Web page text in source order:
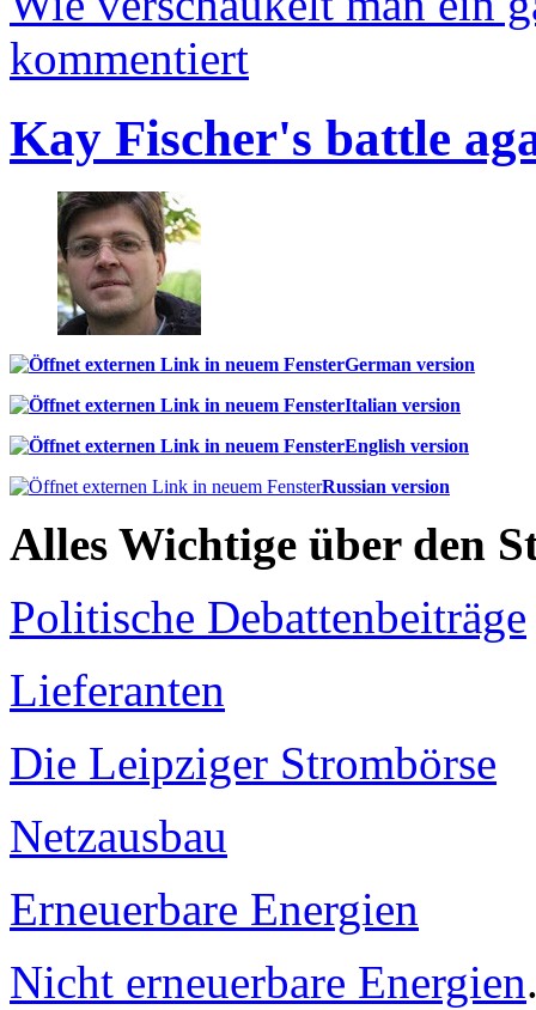
kommentiert
Kay Fischer's battle
German version
Italian version
English version
Russian version
Alles Wichtige über den
Politische Debattenbeiträge
Lieferanten
Die Leipziger Strombörse
Netzausbau
Erneuerbare Energien
Nicht erneuerbare Energien